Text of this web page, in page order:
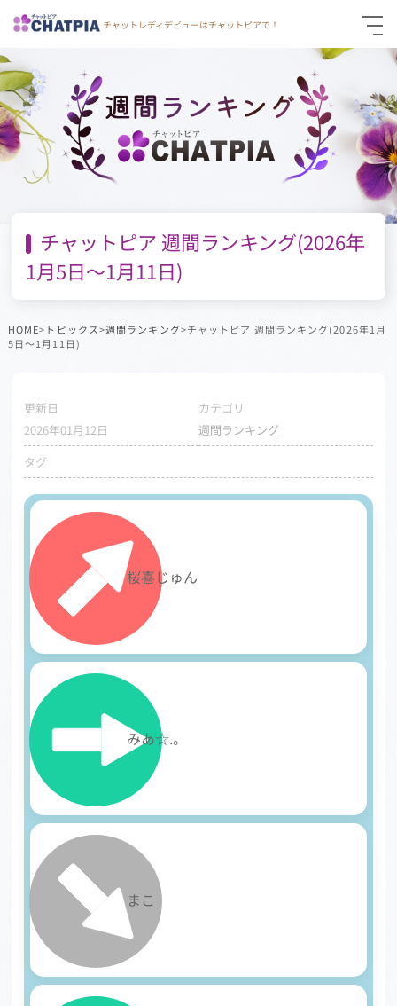
チャットレディデビューはチャットピアで！
通勤面接応募
お問い合わせ
チャットピア 週間ランキング(2026年
1月5日～1月11日)
HOME> トピックス>週間ランキング>チャットピア 週間ランキング(2026年1月
5日～1月11日)
更新日
2026年01月12日
カテゴリ
週間ランキング
タグ
桜喜じゅん
みあ☆.。
まこ